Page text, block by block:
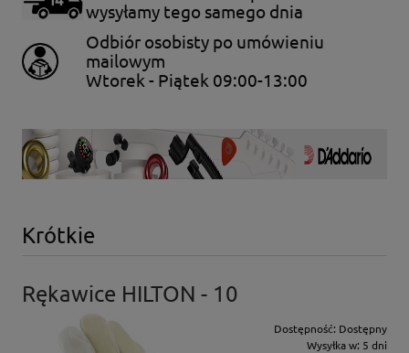
wysyłamy tego samego dnia
Odbiór osobisty po umówieniu
mailowym
Wtorek - Piątek 09:00-13:00
Krótkie
Rękawice HILTON - 10
Dostępność: Dostępny
Wysyłka w: 5 dni